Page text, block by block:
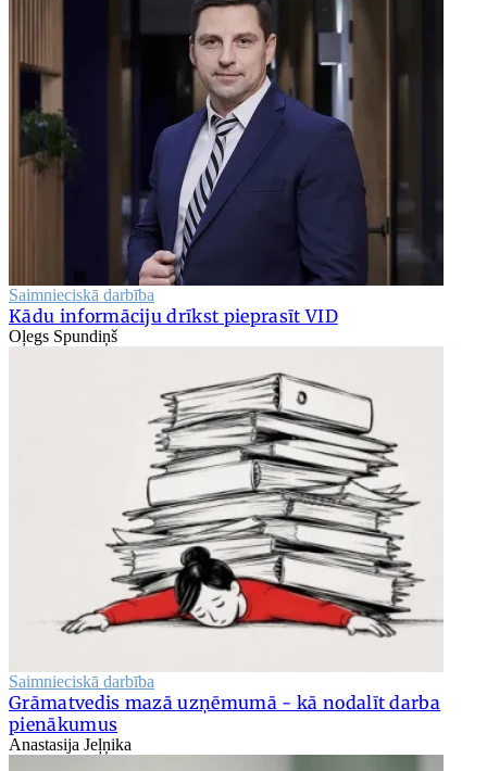
Saimnieciskā darbība
Kādu informāciju drīkst pieprasīt VID
Oļegs Spundiņš
Saimnieciskā darbība
Grāmatvedis mazā uzņēmumā - kā nodalīt darba
pienākumus
Anastasija Jeļņika